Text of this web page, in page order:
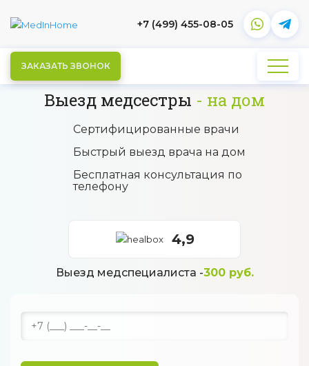
+7 (499) 455-08-05
ЗАКАЗАТЬ ЗВОНОК
Выезд медсестры на дом
4,9
Выезд медспециалиста -300 руб.
Сертифицированные врачи
Быстрый выезд врача на дом
Бесплатная консультация по
телефону